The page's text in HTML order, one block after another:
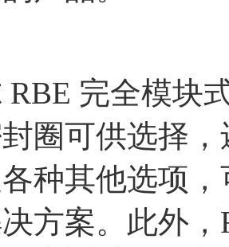
RBE 完全模块
圈可供选择
种其他选项
方案。此外